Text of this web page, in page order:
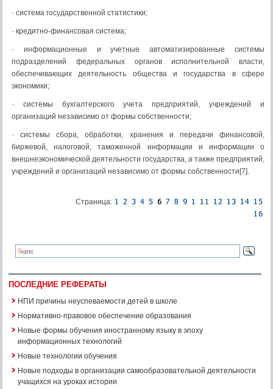
· система государственной статистики;
· кредитно-финансовая система;
· информационные и учетные автоматизированные системы
подразделений федеральных органов исполнительной власти,
обеспечивающих деятельность общества и государства в сфере
экономики;
· системы бухгалтерского учета предприятий, учреждений и
организаций независимо от формы собственности;
· системы сбора, обработки, хранения и передачи финансовой,
биржевой, налоговой, таможенной информации и информации о
внешнеэкономической деятельности государства, а также предприятий,
учреждений и организаций независимо от формы собственности[7].
Страница:
ПОСЛЕДНИЕ РЕФЕРАТЫ
НПИ причины неуспеваемости детей в школе
Нормативно-правовое обеспечение образования
Новые формы обучения иностранному языку в эпоху
информационных технологий
Новые технологии обучения
Новые подходы в организации самообразовательной деятельности
учащихся на уроках истории